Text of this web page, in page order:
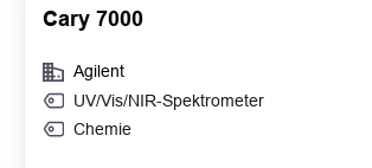
Cary 7000
Agilent
UV/Vis/NIR-Spektrometer
Chemie